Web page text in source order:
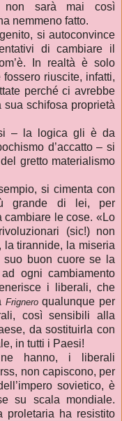
non sarà mai così
nemmeno fatto.
si autoconvince
di cambiare il
In realtà è solo
riuscite, infatti,
perché ci avrebbe
schifosa proprietà
– la logica gli è da
d’accatto – si
gretto materialismo
si cimenta con
grande di lei, per
cambiare le cose. «Lo
(sic!) non
tirannide, la miseria
buon cuore se la
ogni cambiamento
i liberali, che
Frigneroqualunque per
così sensibili alla
da sostituirla con
in tutti i Paesi!
hanno, i liberali
non capiscono, per
sovietico, è
su scala mondiale.
proletaria ha resistito